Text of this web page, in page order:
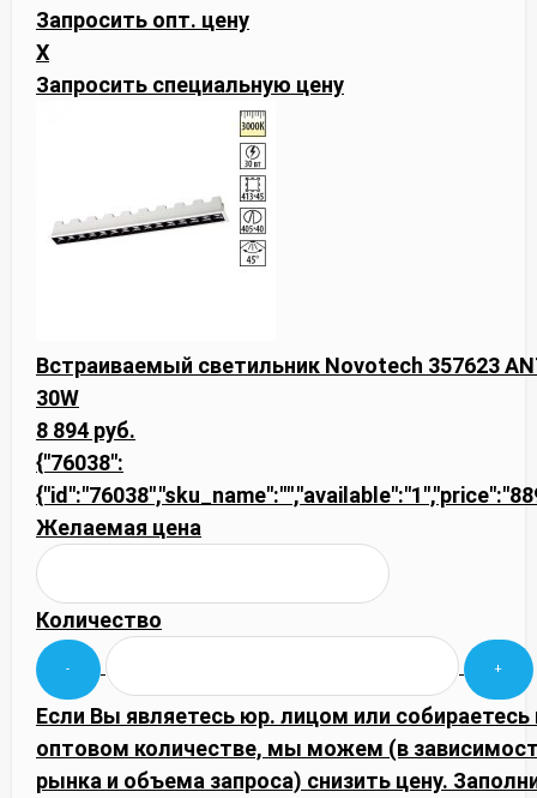
Запросить опт. цену
X
Запросить специальную цену
Встраиваемый светильник Novotech 357623
30W
8 894 руб.
{"76038":
Желаемая цена
Количество
Если Вы являетесь юр. лицом или собираетесь
оптовом количестве, мы можем (в
рынка и объема запроса) снизить цену.